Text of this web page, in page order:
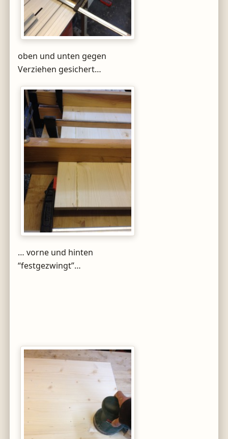
oben und unten gegen
Verziehen gesichert…
… vorne und hinten
“festgezwingt”…